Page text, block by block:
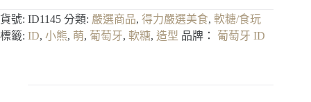
貨號: ID1145 分類: 嚴選商品, 得力嚴選美食, 軟糖/食玩
標籤: ID, 小熊, 萌, 葡萄牙, 軟糖, 造型 品牌： 葡萄牙 ID